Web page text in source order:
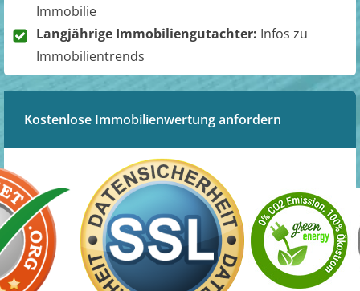
Immobilie
Langjährige Immobiliengutachter: Infos zu
Immobilientrends
Kostenlose Immobilienwertung anfordern